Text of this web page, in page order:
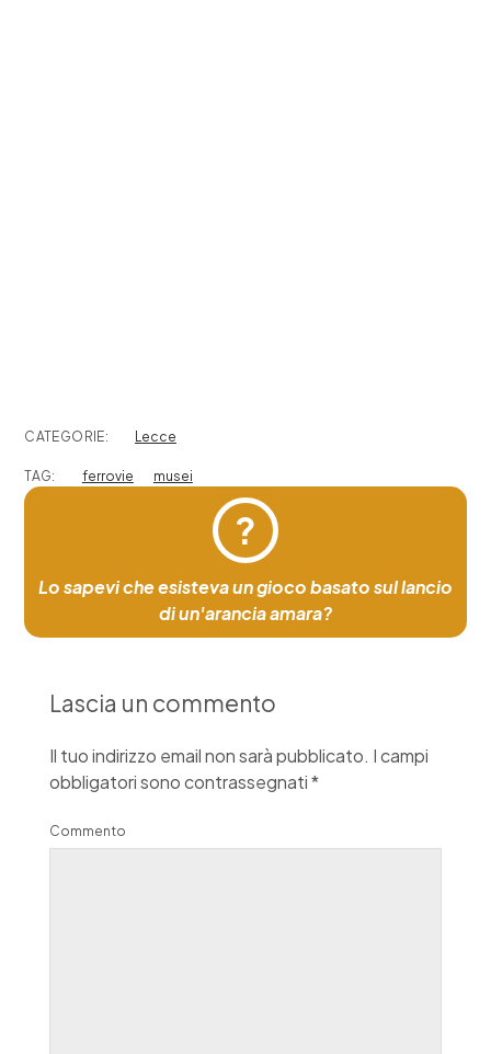
CATEGORIE: Lecce
TAG: ferrovie musei
?
Lo sapevi che esisteva un gioco basato sul lancio
di un'arancia amara?
Lascia un commento
Il tuo indirizzo email non sarà pubblicato. I campi
obbligatori sono contrassegnati*
Commento